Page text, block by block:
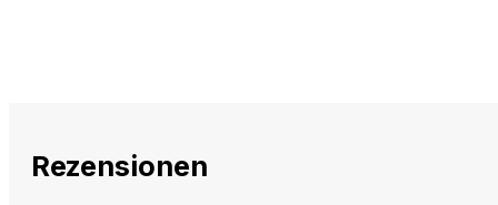
Rezensionen